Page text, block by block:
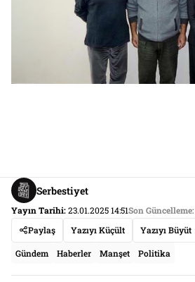
Serbestiyet
Yayın Tarihi:23.01.2025 14:51Son Güncelleme:
Paylaş
Yazıyı Küçült Yazıyı Büyüt
Gündem Haberler Manşet Politika